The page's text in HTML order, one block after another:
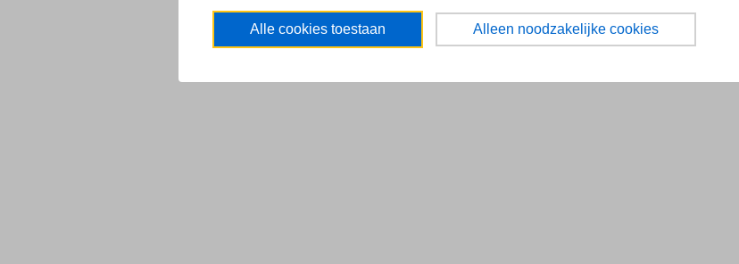
Alle cookies toestaan Alleen noodzakelijke cookies